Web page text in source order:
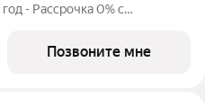
- Рассрочка 0% с
удорожания, ставка 4% -
Позвоните мне